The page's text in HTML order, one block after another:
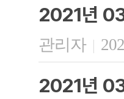
2021년
관리자 |
2021년 03